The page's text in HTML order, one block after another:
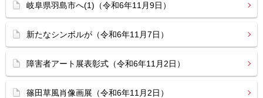
岐阜県羽島市へ(1)（令和6年11月9日）
新たなシンボルが（令和6年11月7日）
障害者アート展表彰式（令和6年11月2日）
篠田草風肖像画展（令和6年11月2日）